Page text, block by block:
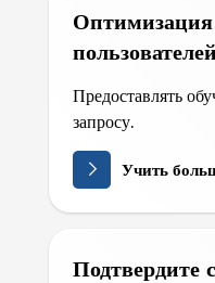
Оптимизация
пользователей
Предоставлять
запросу.
Учить
Подтвердите